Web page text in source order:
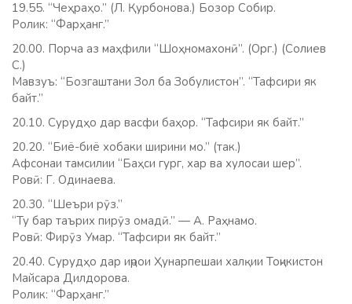
19.55. “Чеҳраҳо.” (Л. Қурбонова.) Бозор Собир.
Ролик: “Фарҳанг.”
20.00. Порча аз маҳфили “Шоҳномахонӣ”. (Орг.) (Солиев
С.)
Мавзуъ: “Бозгаштани Зол ба Зобулистон”. “Тафсири як
байт.”
20.10. Сурудҳо дар васфи баҳор. “Тафсири як байт.”
20.20. “Биё-биё хобаки ширини мо.” (так.)
Афсонаи тамсилии “Баҳси гург, хар ва хулосаи шер”.
Ровӣ: Г. Одинаева.
20.30. “Шеъри рӯз.”
“Ту бар таърих пирӯз омадӣ.” — А. Раҳнамо.
Ровӣ: Фирӯз Умар. “Тафсири як байт.”
20.40. Сурудҳо дар иҷрои Ҳунарпешаи халқии Тоҷикистон
Майсара Дилдорова.
Ролик: “Фарҳанг.”